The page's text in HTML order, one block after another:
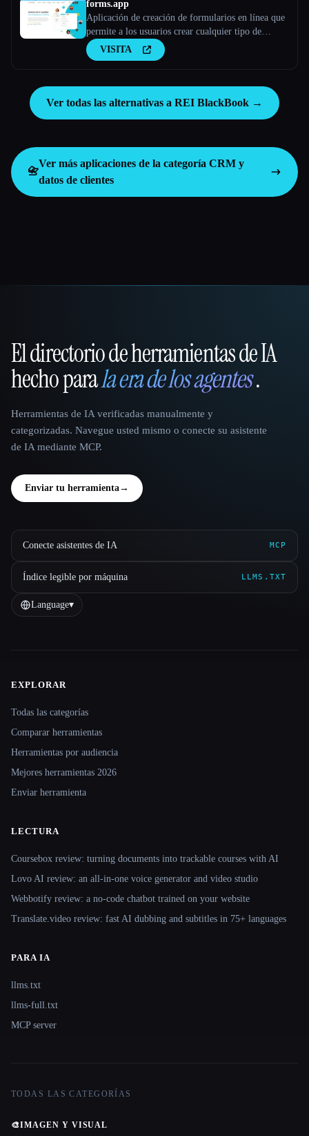
forms.app
Aplicación de creación de formularios en línea que
permite a los usuarios crear cualquier tipo de
formularios, encuestas y cuestionarios.
VISITA
Ver todas las alternativas a REI BlackBook →
📇
Ver más aplicaciones de la categoría CRM y
datos de clientes
That AI Collection
El directorio de herramientas de IA
hecho parala era de los agentes.
Herramientas de IA verificadas manualmente y
categorizadas. Navegue usted mismo o conecte su asistente
de IA mediante MCP.
Enviar tu herramienta→
Conecte asistentes de IA MCP
Índice legible por máquina LLMS.TXT
Language▾
Site navigation
EXPLORAR
Todas las categorías
Comparar herramientas
Herramientas por audiencia
Mejores herramientas 2026
Enviar herramienta
LECTURA
Coursebox review: turning documents into trackable courses with AI
Lovo AI review: an all-in-one voice generator and video studio
Webbotify review: a no-code chatbot trained on your website
Translate.video review: fast AI dubbing and subtitles in 75+ languages
PARA IA
llms.txt
llms-full.txt
MCP server
TODAS LAS CATEGORÍAS
🎨IMAGEN Y VISUAL